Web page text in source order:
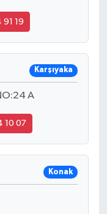
19
Karşıyaka
A
10 07
Konak